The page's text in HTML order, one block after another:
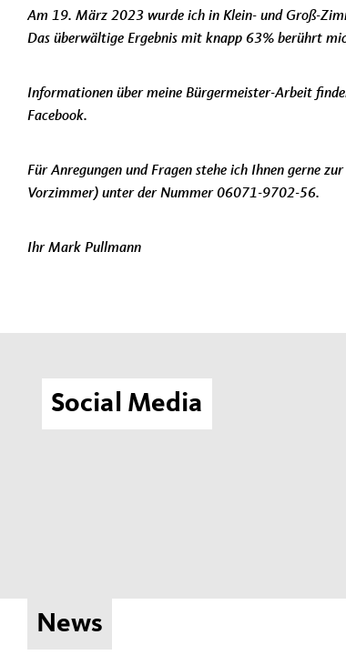
Am 19. März 2023 wurde ich in Klein- und Groß-
Das überwältige Ergebnis mit knapp 63% berührt
Informationen über meine Bürgermeister-Arbeit
Facebook.
Für Anregungen und Fragen stehe ich Ihnen gerne
Vorzimmer) unter der Nummer 06071-9702-56.
Ihr Mark Pullmann
Social Media
News
Einbringung des Haushalts